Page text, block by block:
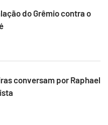
do Grêmio contra o
conversam por Raphael